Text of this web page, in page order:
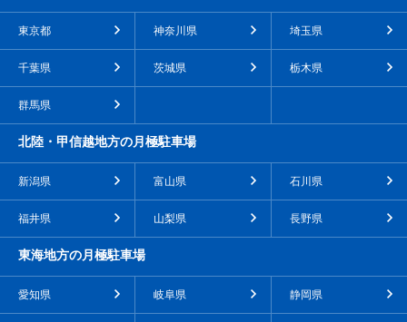
東京都 神奈川県 埼玉県
千葉県 茨城県 栃木県
群馬県
北陸・甲信越地方の月極駐車場
新潟県 富山県 石川県
福井県 山梨県 長野県
東海地方の月極駐車場
愛知県 岐阜県 静岡県